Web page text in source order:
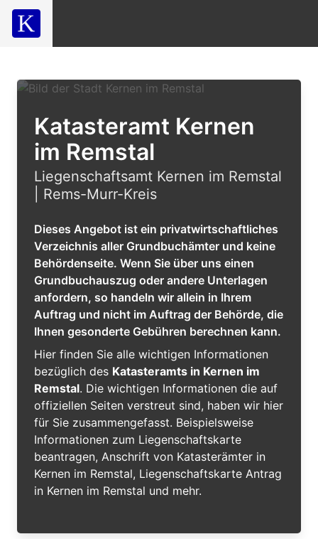
Katasteramt Kernen
im Remstal
Liegenschaftsamt Kernen im Remstal
| Rems-Murr-Kreis
Dieses Angebot ist ein privatwirtschaftliches
Verzeichnis aller Grundbuchämter und keine
Behördenseite. Wenn Sie über uns einen
Grundbuchauszug oder andere Unterlagen
anfordern, so handeln wir allein in Ihrem
Auftrag und nicht im Auftrag der Behörde, die
Ihnen gesonderte Gebühren berechnen kann.
Hier finden Sie alle wichtigen Informationen
bezüglich des Katasteramts in Kernen im
Remstal. Die wichtigen Informationen die auf
offiziellen Seiten verstreut sind, haben wir hier
für Sie zusammengefasst. Beispielsweise
Informationen zum Liegenschaftskarte
beantragen, Anschrift von Katasterämter in
Kernen im Remstal, Liegenschaftskarte Antrag
in Kernen im Remstal und mehr.